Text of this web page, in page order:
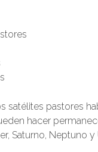
satélites pastores
hacer
Saturno, Neptuno y